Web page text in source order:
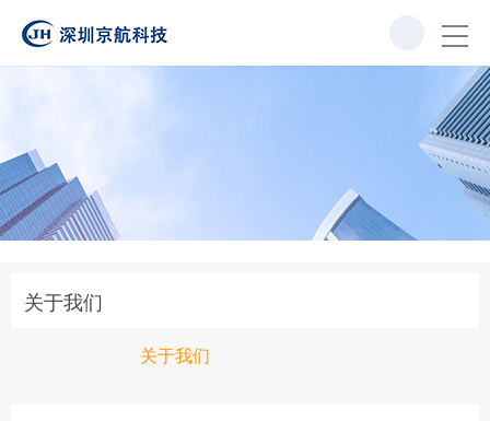
关于我们
关于我们